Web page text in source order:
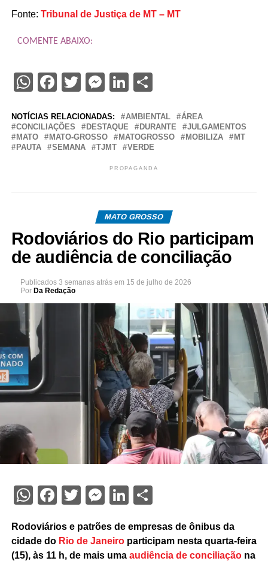
Fonte: Tribunal de Justiça de MT – MT
COMENTE ABAIXO:
WhatsApp
Facebook
TwitterMessenger
LinkedIn
NOTÍCIAS RELACIONADAS: AMBIENTAL
ÁREA
CONCILIAÇÕES
DESTAQUE DURANTE
JULGAMENTOS
MATO
MATO-GROSSO MATOGROSSO MOBILIZA
MT
PAUTA
SEMANA TJMT VERDE
PROPAGANDA
MATO GROSSO
Rodoviários do Rio participam
de audiência de conciliação
Publicados 3 semanas atrás em 15 de julho de 2026
Por Da Redação
WhatsApp
Facebook
Twitter
Messenger
LinkedIn
Share
Rodoviários e patrões de empresas de ônibus da
cidade do Rio de Janeiroparticipam nesta quarta-feira
(15), às 11 h, de mais uma audiência de conciliaçãona